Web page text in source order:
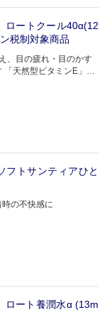
ロートクール40α(12
税制対象商品
、目の疲れ・目のかす
「天然型ビタミンE」が
フトサンティアひと
の不快感に
ロート養潤水α (13m